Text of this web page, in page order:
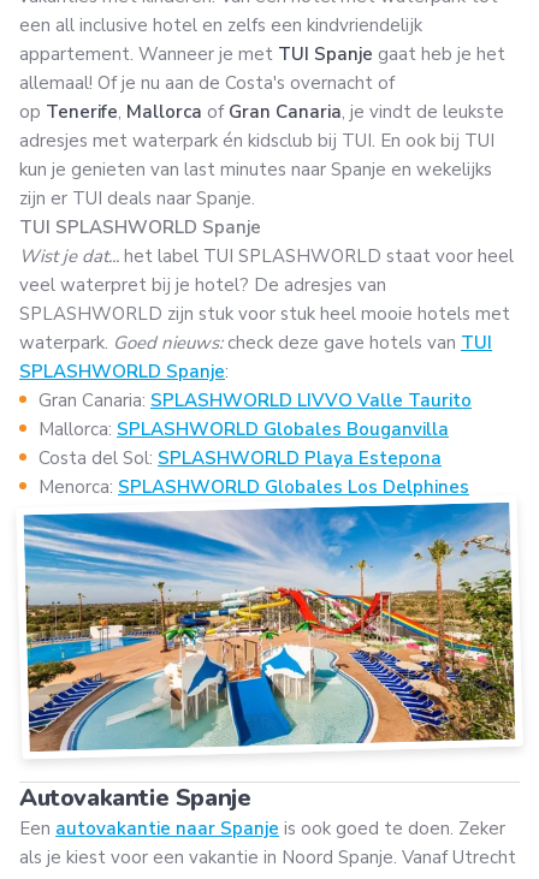
een all inclusive hotel en zelfs een kindvriendelijk
appartement. Wanneer je met TUI Spanje gaat heb je het
allemaal! Of je nu aan de Costa's overnacht of
op Tenerife, Mallorca of Gran Canaria, je vindt de leukste
adresjes met waterpark én kidsclub bij TUI. En ook bij TUI
kun je genieten van last minutes naar Spanje en wekelijks
zijn er TUI deals naar Spanje.
TUI SPLASHWORLD Spanje
Wist je dat... het label TUI SPLASHWORLD staat voor heel
veel waterpret bij je hotel? De adresjes van
SPLASHWORLD zijn stuk voor stuk heel mooie hotels met
waterpark. Goed nieuws:check deze gave hotels van TUI
SPLASHWORLD Spanje:
Gran Canaria: SPLASHWORLD LIVVO Valle Taurito
Mallorca: SPLASHWORLD Globales Bouganvilla
Costa del Sol: SPLASHWORLD Playa Estepona
Menorca: SPLASHWORLD Globales Los Delphines
Autovakantie Spanje
Een autovakantie naar Spanje is ook goed te doen. Zeker
als je kiest voor een vakantie in Noord Spanje. Vanaf Utrecht